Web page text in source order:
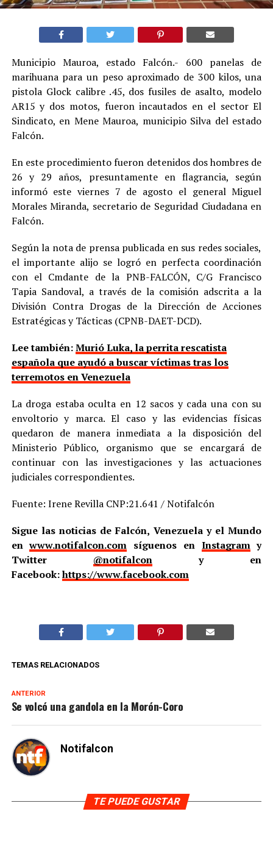
Municipio Mauroa, estado Falcón.- 600 panelas de
marihuana para un peso aproximado de 300 kilos, una
pistola Glock calibre .45, dos fusiles de asalto, modelo
AR15 y dos motos, fueron incautados en el sector El
Sindicato, en Mene Mauroa, municipio Silva del estado
Falcón.
En este procedimiento fueron detenidos dos hombres de
26 y 29 años, presuntamente en flagrancia, según
informó este viernes 7 de agosto el general Miguel
Morales Miranda, secretario de Seguridad Ciudadana en
Falcón.
Según la nota de prensa publicada en sus redes sociales,
el importante alijo se logró en perfecta coordinación
con el Cmdante de la PNB-FALCÓN, C/G Francisco
Tapia Sandoval, a través de la comisión adscrita a la
División Contra Drogas de la Dirección de Acciones
Estratégicas y Tácticas (CPNB-DAET-DCD).
Lee también:Murió Luka, la perrita rescatista
española que ayudó a buscar víctimas tras los
terremotos en Venezuela
La droga estaba oculta en 12 sacos y cada una con su
envoltorio y marca. El caso y las evidencias físicas
quedaron de manera inmediata a la disposición del
Ministerio Público, organismo que se encargará de
continuar con las investigaciones y las actuaciones
judiciales correspondientes.
Fuente: Irene Revilla CNP:21.641 / Notifalcón
Sigue las noticias de Falcón, Venezuela y el Mundo
enwww.notifalcon.com síguenos en Instagramy
Twitter @notifalcony en
Facebook:https://www.facebook.com
TEMAS RELACIONADOS
ANTERIOR
Se volcó una gandola en la Morón-Coro
Notifalcon
TE PUEDE GUSTAR